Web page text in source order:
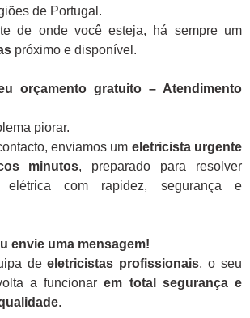
de Portugal.
de onde você esteja, há sempre um
próximo e disponível.
orçamento gratuito – Atendimento
piorar.
enviamos um eletricista urgente
minutos, preparado para resolver
elétrica com rapidez, segurança e
envie uma mensagem!
deeletricistas profissionais, o seu
a funcionarem total segurança e
.